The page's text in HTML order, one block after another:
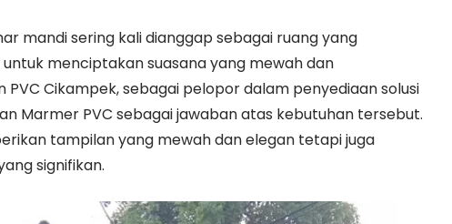
mandi sering kali dianggap sebagai ruang yang
menciptakan suasana yang mewah dan
PVC Cikampek, sebagai pelopor dalam penyediaan solusi
Marmer PVC sebagai jawaban atas kebutuhan tersebut.
tampilan yang mewah dan elegan tetapi juga
signifikan.